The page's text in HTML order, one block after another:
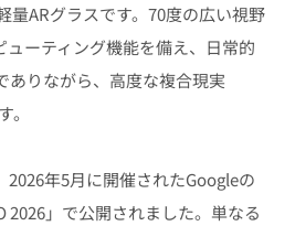
量ARグラスです。70度の広い視野
ューティング機能を備え、日常的
ありながら、高度な複合現実
。
2026年5月に開催されたGoogleの
2026」で公開されました。単なる